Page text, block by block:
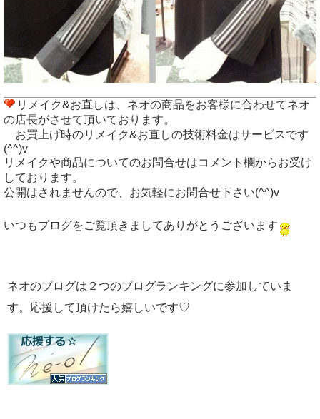
リメイク&お直しは、ネオの商品をお客様に合わせてネオ
の店長がさせて頂いております。
お買上げ時のリメイク&お直しの技術料金はサービスです
(^^)v
リメイクや商品についてのお問合せはコメント欄からお受け
しております。
公開はされませんので、お気軽にお問合せ下さい(^^)v
いつもブログをご覧頂きましてありがとうございます
ネオのブログは２つのブログランキングに参加していま
す。応援して頂けたら嬉しいです♡